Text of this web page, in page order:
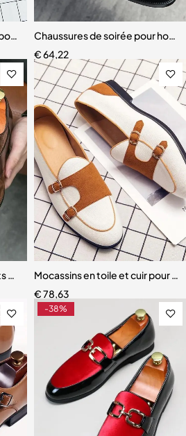
Homme
Chaussures de soirée pour
€64,22
pour hommes
Mocassins en toile et cuir pour
€78,63
-38%